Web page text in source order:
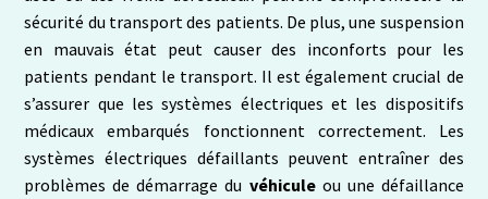
sécurité du transport des patients. De plus, une suspension
en mauvais état peut causer des inconforts pour les
patients pendant le transport. Il est également crucial de
s’assurer que les systèmes électriques et les dispositifs
médicaux embarqués fonctionnent correctement. Les
systèmes électriques défaillants peuvent entraîner des
problèmes de démarrage du véhicule ou une défaillance